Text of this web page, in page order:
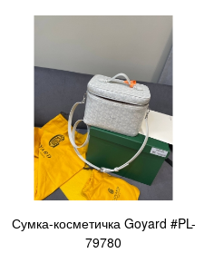
Сумка-косметичка Goyard #PL-
79780